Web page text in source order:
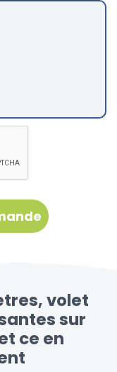
volet
sur
ce en